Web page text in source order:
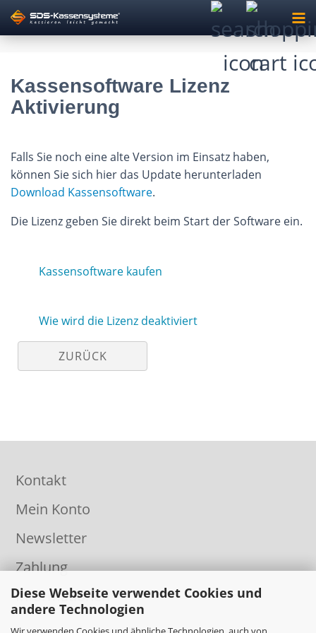
Diese Webseite verwendet Cookies und
andere Technologien
Kassensoftware Lizenz
Aktivierung
Falls Sie noch eine alte Version im Einsatz haben,
können Sie sich hier das Update herunterladen
Download Kassensoftware.
Die Lizenz geben Sie direkt beim Start der Software ein.
Kassensoftware kaufen
Wie wird die Lizenz deaktiviert
ZURÜCK
Kontakt
Mein Konto
Newsletter
Zahlung
Informationen